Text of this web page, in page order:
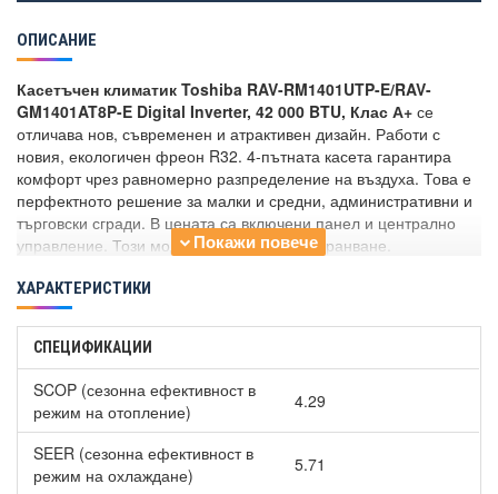
ОПИСАНИЕ
Касетъчен климатик Toshiba RAV-RM1401UTP-E/RAV-
GM1401AT8P-E Digital Inverter, 42 000 BTU, Клас А+ се
отличава нов, съвременен и атрактивен дизайн. Работи с
новия, екологичен фреон R32. 4-пътната касета гарантира
комфорт чрез равномерно разпределение на въздуха. Това е
перфектното решение за малки и средни, административни и
търговски сгради. В цената са включени панел и централно
управление. Този модел е с трифазно захранване.
ХАРАКТЕРИСТИКИ
СПЕЦИФИКАЦИИ
SCOP (сезонна ефективност в
режим на отопление)
4.29
SEER (сезонна ефективност в
режим на охлаждане)
5.71